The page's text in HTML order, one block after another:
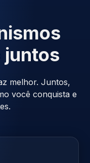
juntos
melhor. Juntos,
você conquista e